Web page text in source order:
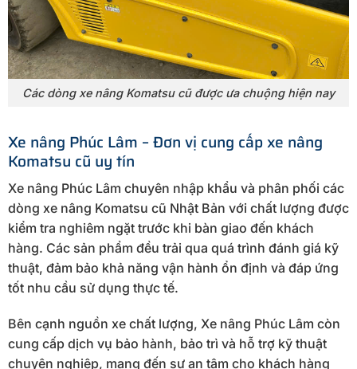
Các dòng xe nâng Komatsu cũ được ưa chuộng hiện nay
Xe nâng Phúc Lâm – Đơn vị cung cấp xe nâng
Komatsu cũ uy tín
Xe nâng Phúc Lâm chuyên nhập khẩu và phân phối các
dòng xe nâng Komatsu cũ Nhật Bản với chất lượng được
kiểm tra nghiêm ngặt trước khi bàn giao đến khách
hàng. Các sản phẩm đều trải qua quá trình đánh giá kỹ
thuật, đảm bảo khả năng vận hành ổn định và đáp ứng
tốt nhu cầu sử dụng thực tế.
Bên cạnh nguồn xe chất lượng, Xe nâng Phúc Lâm còn
cung cấp dịch vụ bảo hành, bảo trì và hỗ trợ kỹ thuật
chuyên nghiệp, mang đến sự an tâm cho khách hàng